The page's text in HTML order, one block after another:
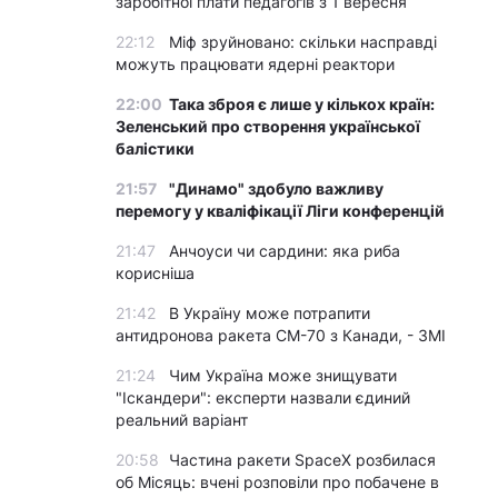
22:12
Міф зруйновано: скільки насправді
можуть працювати ядерні реактори
22:00 Така зброя є лише у кількох країн:
Зеленський про створення української
балістики
21:57
"Динамо" здобуло важливу
перемогу у кваліфікації Ліги конференцій
21:47
Анчоуси чи сардини: яка риба
корисніша
21:42
В Україну може потрапити
антидронова ракета CM-70 з Канади, - ЗМІ
21:24
Чим Україна може знищувати
"Іскандери": експерти назвали єдиний
реальний варіант
20:58
Частина ракети SpaceX розбилася
об Місяць: вчені розповіли про побачене в